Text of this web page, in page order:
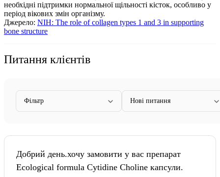
необхідні підтримки нормальної щільності кісток, особливо у
період вікових змін організму.
Джерело: NIH: The role of collagen types 1 and 3 in supporting
bone structure
Питання клієнтів
Фільтр Нові питання
Добрий день.хочу замовити у вас препарат
Ecological formula Cytidine Choline капсули.